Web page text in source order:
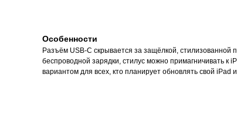
Особенности
Разъём USB-C скрывается за защёлкой, стилизованной
беспроводной зарядки, стилус можно примагничивать к
вариантом для всех, кто планирует обновлять свой iPad